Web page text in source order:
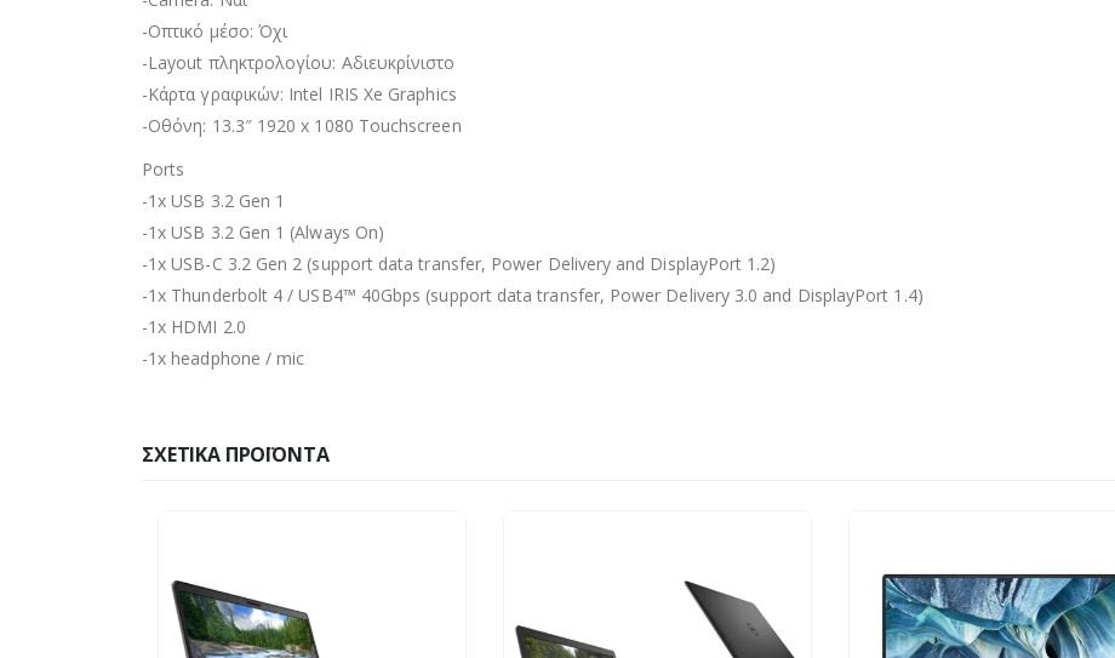
-Οπτικό μέσο: Όχι
-Layout πληκτρολογίου: Αδιευκρίνιστo
-Κάρτα γραφικών: Intel IRIS Xe Graphics
-Οθόνη: 13.3″ 1920 x 1080 Touchscreen
Ports
-1x USB 3.2 Gen 1
-1x USB 3.2 Gen 1 (Always On)
-1x USB-C 3.2 Gen 2 (support data transfer, Power Delivery and DisplayPort 1.2)
-1x Thunderbolt 4 / USB4™ 40Gbps (support data transfer, Power Delivery 3.0 and DisplayPort 1.4)
-1x HDMI 2.0
-1x headphone / mic
ΣΧΕΤΙΚΆ ΠΡΟΪΌΝΤΑ